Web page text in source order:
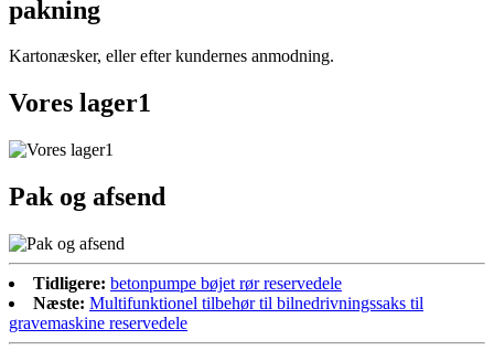
pakning
Kartonæsker, eller efter kundernes anmodning.
Vores lager1
Pak og afsend
Tidligere: betonpumpe bøjet rør reservedele
Næste: Multifunktionel tilbehør til bilnedrivningssaks til
gravemaskine reservedele